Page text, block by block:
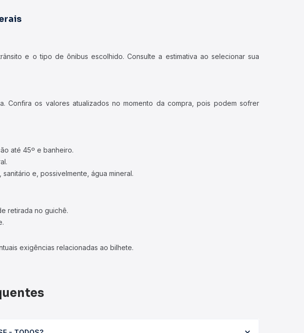
e o tipo de ônibus escolhido. Consulte a estimativa ao selecionar sua
os valores atualizados no momento da compra, pois podem sofrer
até 45º e banheiro.
e, possivelmente, água mineral.
retirada no guichê.
exigências relacionadas ao bilhete.